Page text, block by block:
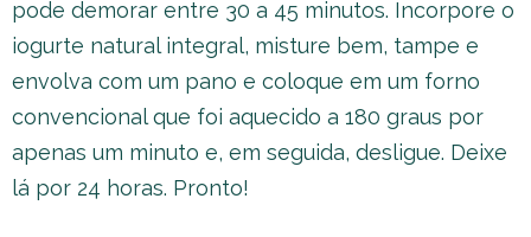
pode demorar entre 30 a 45 minutos. Incorpore o
iogurte natural integral, misture bem, tampe e
envolva com um pano e coloque em um forno
convencional que foi aquecido a 180 graus por
apenas um minuto e, em seguida, desligue. Deixe
lá por 24 horas. Pronto!